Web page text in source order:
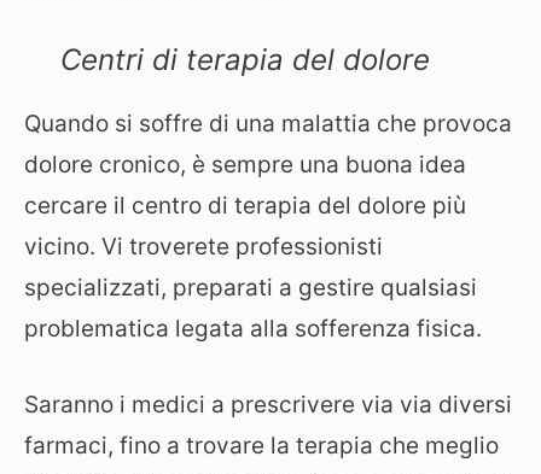
Centri di terapia del dolore
Quando si soffre di una malattia che provoca
dolore cronico, è sempre una buona idea
cercare il centro di terapia del dolore più
vicino. Vi troverete professionisti
specializzati, preparati a gestire qualsiasi
problematica legata alla sofferenza fisica.
Saranno i medici a prescrivere via via diversi
farmaci, fino a trovare la terapia che meglio